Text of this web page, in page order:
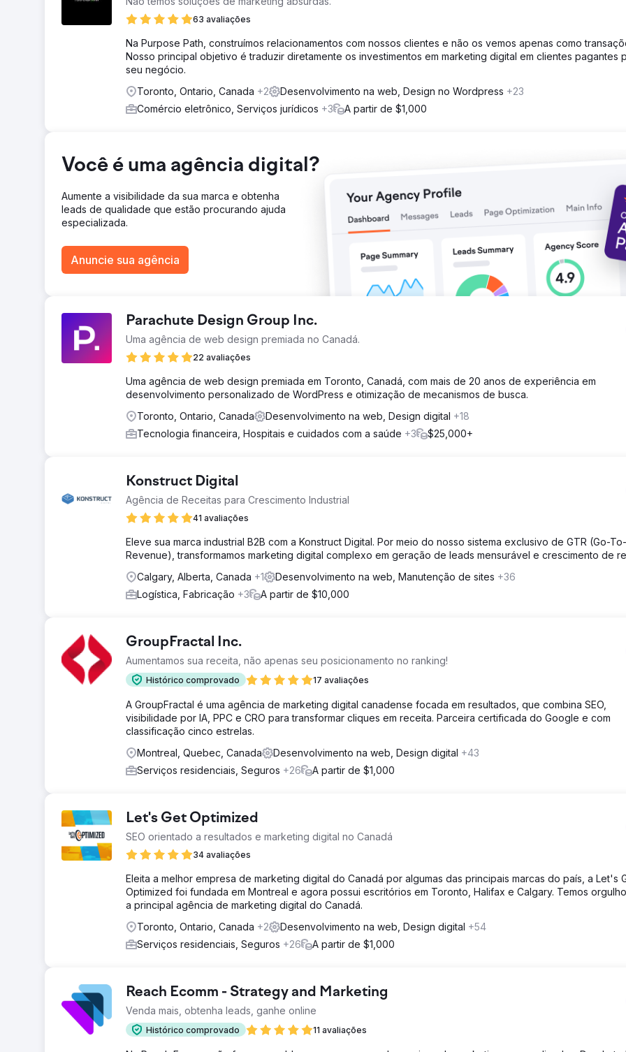
classificado em pesquisas cruciais relacionadas às suas áreas de atuação, levando à perda de oportunidades de
novos clientes.
Auditoria técnica de SEO: analisou a saúde do site, corrigiu problemas estruturais e melhorou a velocidade do site.
otimização de palavras-chave: Identificamos termos de alto valor para a expertise da Kotak Law, integrando-os
Aumento de 353% no tráfego orgânico do site em um ano. Classificações garantidas de primeira página no Google para os
Ir para a página da agência
63 avaliações
Na Purpose Path, construímos relacionamentos com nossos clientes e não os vemos apenas como
Nosso principal objetivo é traduzir diretamente os investimentos em marketing digital em clientes pagantes
seu negócio.
Toronto, Ontario, Canada +2 Desenvolvimento na web, Design no Wordpress +23
Comércio eletrônico, Serviços jurídicos +3 A partir de $1,000
Você é uma agência digital?
Aumente a visibilidade da sua marca e obtenha
leads de qualidade que estão procurando ajuda
especializada.
Anuncie sua agência
Parachute Design Group Inc.
Uma agência de web design premiada no Canadá.
22 avaliações
Uma agência de web design premiada em Toronto, Canadá, com mais de 20 anos de experiência em
desenvolvimento personalizado de WordPress e otimização de mecanismos de busca.
Toronto, Ontario, Canada
Desenvolvimento na web, Design digital +18
Tecnologia financeira, Hospitais e cuidados com a saúde +3 $25,000+
Konstruct Digital
Agência de Receitas para Crescimento Industrial
41 avaliações
Eleve sua marca industrial B2B com a Konstruct Digital. Por meio do nosso sistema exclusivo de GTR (Go-To-
Revenue), transformamos marketing digital complexo em geração de leads mensurável e crescimento de
Calgary, Alberta, Canada +1 Desenvolvimento na web, Manutenção de sites +36
Logística, Fabricação +3 A partir de $10,000
GroupFractal Inc.
Aumentamos sua receita, não apenas seu posicionamento no ranking!
Histórico comprovado 17 avaliações
A GroupFractal é uma agência de marketing digital canadense focada em resultados, que combina SEO,
visibilidade por IA, PPC e CRO para transformar cliques em receita. Parceira certificada do Google e com
classificação cinco estrelas.
Montreal, Quebec, Canada
Desenvolvimento na web, Design digital +43
Serviços residenciais, Seguros +26 A partir de $1,000
Let's Get Optimized
SEO orientado a resultados e marketing digital no Canadá
34 avaliações
Eleita a melhor empresa de marketing digital do Canadá por algumas das principais marcas do país, a Let's
Optimized foi fundada em Montreal e agora possui escritórios em Toronto, Halifax e Calgary. Temos
a principal agência de marketing digital do Canadá.
Toronto, Ontario, Canada +2 Desenvolvimento na web, Design digital +54
Serviços residenciais, Seguros +26 A partir de $1,000
Reach Ecomm - Strategy and Marketing
Venda mais, obtenha leads, ganhe online
Histórico comprovado 11 avaliações